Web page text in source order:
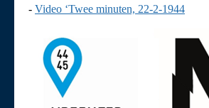
- Video ‘Twee minuten, 22-2-1944